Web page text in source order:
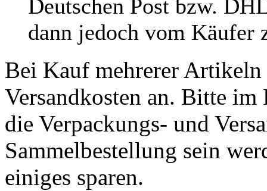
Deutschen Post bzw.
dann jedoch vom Käufer
Bei Kauf mehrerer
Versandkosten an. Bitte
die Verpackungs- und
Sammelbestellung sein
einiges sparen.